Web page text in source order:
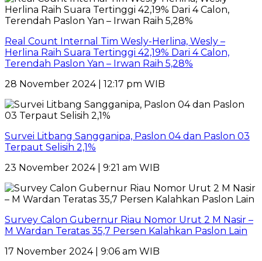
Real Count Internal Tim Wesly-Herlina, Wesly –
Herlina Raih Suara Tertinggi 42,19% Dari 4 Calon,
Terendah Paslon Yan – Irwan Raih 5,28%
28 November 2024 | 12:17 pm WIB
Survei Litbang Sangganipa, Paslon 04 dan Paslon 03
Terpaut Selisih 2,1%
23 November 2024 | 9:21 am WIB
Survey Calon Gubernur Riau Nomor Urut 2 M Nasir –
M Wardan Teratas 35,7 Persen Kalahkan Paslon Lain
17 November 2024 | 9:06 am WIB